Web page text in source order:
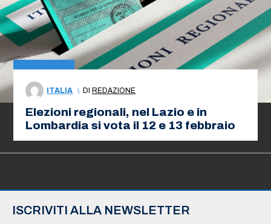
ITALIA \ DI REDAZIONE
Elezioni regionali, nel Lazio e in
Lombardia si vota il 12 e 13 febbraio
ISCRIVITI ALLA NEWSLETTER